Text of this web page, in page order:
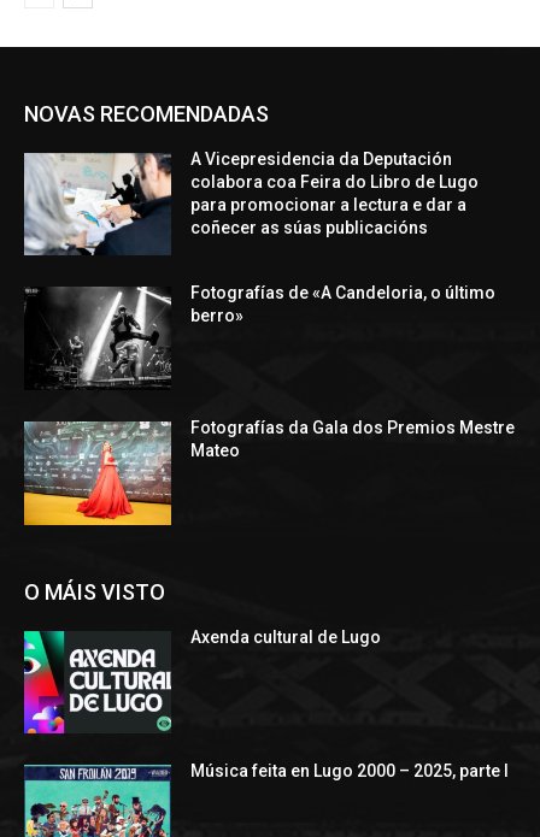
NOVAS RECOMENDADAS
A Vicepresidencia da Deputación
colabora coa Feira do Libro de Lugo
para promocionar a lectura e dar a
coñecer as súas publicacións
Fotografías de «A Candeloria, o último
berro»
Fotografías da Gala dos Premios Mestre
Mateo
O MÁIS VISTO
Axenda cultural de Lugo
Música feita en Lugo 2000 – 2025, parte I